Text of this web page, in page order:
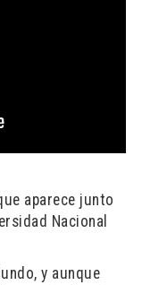
aparece junto
Nacional
y aunque